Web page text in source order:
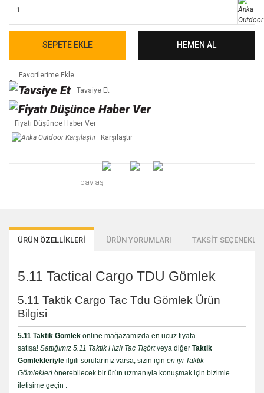
SEPETE EKLE HEMEN AL
Tavsiye Et
Fiyatı Düşünce Haber Ver
Karşılaştır
paylaş
ÜRÜN ÖZELLİKLERİ ÜRÜN YORUMLARI TAKSİT
5.11 Tactical Cargo TDU Gömlek
5.11 Taktik Cargo Tac Tdu Gömlek Ürün
Bilgisi
5.11 Taktik Gömlek online mağazamızda en ucuz fiyata
satışa! Sattığımız 5.11 Taktik Hızlı Tac Tişörtveya diğer Taktik
Gömlekleriyle ilgili sorularınız varsa, sizin için en iyi Taktik
Gömlekleri önerebilecek bir ürün uzmanıyla konuşmak için bizimle
iletişime geçin .